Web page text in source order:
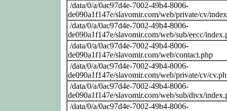
/data/0/a/0ac97d4e-7002-49b4-8006-
de090a1f147e/slavomir.com/web/private/cv/
/data/0/a/0ac97d4e-7002-49b4-8006-
de090a1f147e/slavomir.com/web/sub/eecc/
/data/0/a/0ac97d4e-7002-49b4-8006-
de090a1f147e/slavomir.com/web/contact.php
/data/0/a/0ac97d4e-7002-49b4-8006-
de090a1f147e/slavomir.com/web/private/cv/
/data/0/a/0ac97d4e-7002-49b4-8006-
de090a1f147e/slavomir.com/web/sub/divx/
/data/0/a/0ac97d4e-7002-49b4-8006-